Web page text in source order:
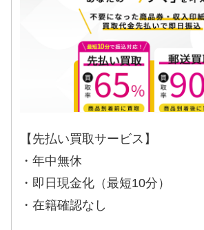
【先払い買取サービス】
・年中無休
・即日現金化（最短10分）
・在籍確認なし